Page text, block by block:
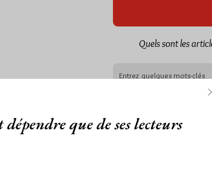
Quels sont les
Abonnement aux
que de ses lecteurs